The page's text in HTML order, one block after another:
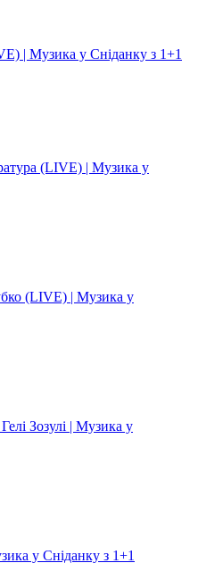
| Музика у Сніданку з 1+1
(LIVE) | Музика у
(LIVE) | Музика у
Зозулі | Музика у
у Сніданку з 1+1